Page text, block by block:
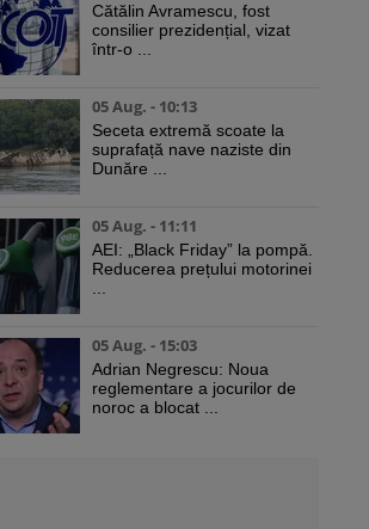
Cătălin Avramescu, fost
consilier prezidențial, vizat
într-o ...
05 Aug. - 10:13
Seceta extremă scoate la
suprafață nave naziste din
Dunăre ...
05 Aug. - 11:11
AEI: „Black Friday” la pompă.
Reducerea prețului motorinei
05 Aug. - 15:03
Adrian Negrescu: Noua
reglementare a jocurilor de
noroc a blocat ...